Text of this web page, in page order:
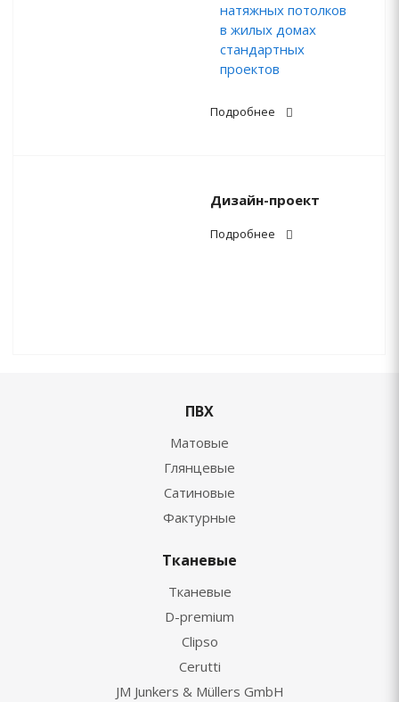
натяжных потолков
в жилых домах
стандартных
проектов
Подробнее
Дизайн-проект
Подробнее
ПВХ
Матовые
Глянцевые
Сатиновые
Фактурные
Тканевые
Тканевые
D-premium
Clipso
Cerutti
JM Junkers & Müllers GmbH